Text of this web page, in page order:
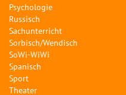
Psychologie
Russisch
Sachunterricht
Sorbisch/Wendisch
SoWi-WiWi
Spanisch
Sport
Theater